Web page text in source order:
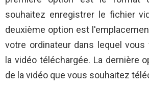
souhaitez enregistrer le fichier
deuxième option est
votre ordinateur dans lequel
la vidéo téléchargée. La dernière
de la vidéo que vous souhaitez